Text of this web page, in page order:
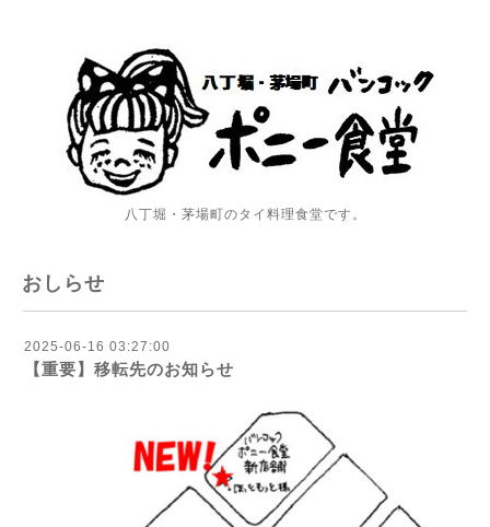
八丁堀・茅場町のタイ料理食堂です。
おしらせ
2025-06-16 03:27:00
【重要】移転先のお知らせ